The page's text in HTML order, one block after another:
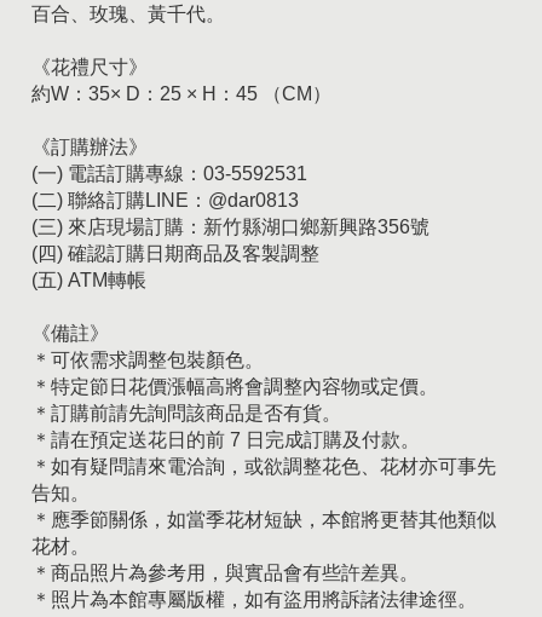
百合、玫瑰、黃千代。
《花禮尺寸》
約W：35× D：25 × H：45 （CM）
《訂購辦法》
(一) 電話訂購專線：03-5592531
(二) 聯絡訂購LINE：@dar0813
(三) 來店現場訂購：新竹縣湖口鄉新興路356號
(四) 確認訂購日期商品及客製調整
(五) ATM轉帳
《備註》
＊可依需求調整包裝顏色。
＊特定節日花價漲幅高將會調整內容物或定價。
＊訂購前請先詢問該商品是否有貨。
＊請在預定送花日的前 7 日完成訂購及付款。
＊如有疑問請來電洽詢，或欲調整花色、花材亦可事先
告知。
＊應季節關係，如當季花材短缺，本館將更替其他類似
花材。
＊商品照片為參考用，與實品會有些許差異。
＊照片為本館專屬版權，如有盜用將訴諸法律途徑。